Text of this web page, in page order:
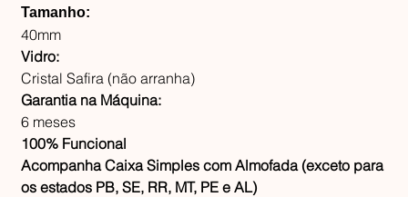
Tamanho:
40mm
Vidro:
Cristal Safira (não arranha)
Garantia na Máquina:
6 meses
100% Funcional
Acompanha Caixa Simples com Almofada (exceto para
os estados PB, SE, RR, MT, PE e AL)